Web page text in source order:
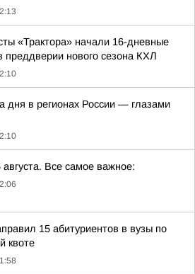
«Трактора» начали 16-дневные
преддверии нового сезона КХЛ
дня в регионах России — глазами
августа. Все самое важное:
15 абитуриентов в вузы по
квоте